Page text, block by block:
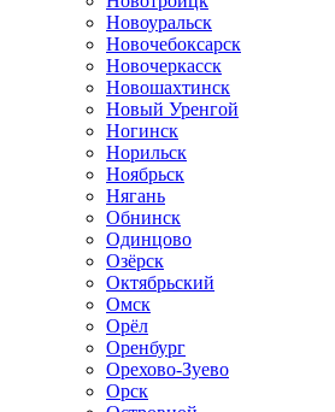
Новоуральск
Новочебоксарск
Новочеркасск
Новошахтинск
Новый Уренгой
Ногинск
Норильск
Ноябрьск
Нягань
Обнинск
Одинцово
Озёрск
Октябрьский
Омск
Орёл
Оренбург
Орехово-Зуево
Орск